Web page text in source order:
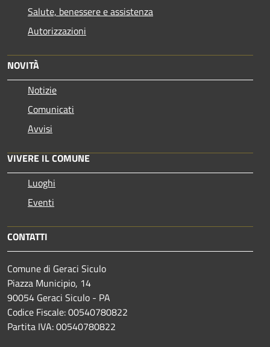
Salute, benessere e assistenza
Autorizzazioni
NOVITÀ
Notizie
Comunicati
Avvisi
VIVERE IL COMUNE
Luoghi
Eventi
CONTATTI
Comune di Geraci Siculo
Piazza Municipio, 14
90054 Geraci Siculo - PA
Codice Fiscale: 00540780822
Partita IVA: 00540780822